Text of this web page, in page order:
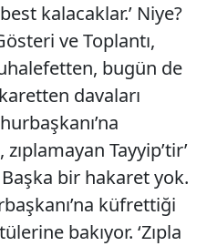
kalacaklar.’ Niye?
ve Toplantı,
bugün de
davaları
zıplamayan Tayyip’tir’
bir hakaret yok.
küfrettiği
bakıyor. ‘Zıpla